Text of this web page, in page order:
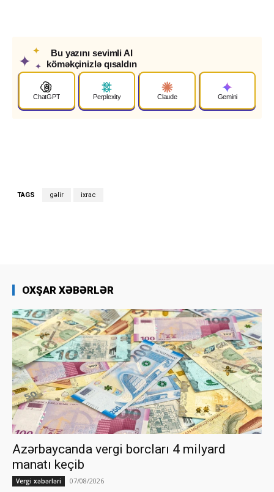
✦
✦
✦
Bu yazını sevimli AI
köməkçinizlə qısaldın
ChatGPT Perplexity Claude Gemini
TAGS gəlir ixrac
OXŞAR XƏBƏRLƏR
Azərbaycanda vergi borcları 4 milyard
manatı keçib
Vergi xəbərləri 07/08/2026